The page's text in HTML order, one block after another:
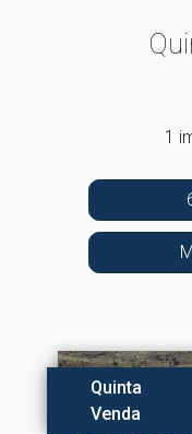
1
Quinta
Venda